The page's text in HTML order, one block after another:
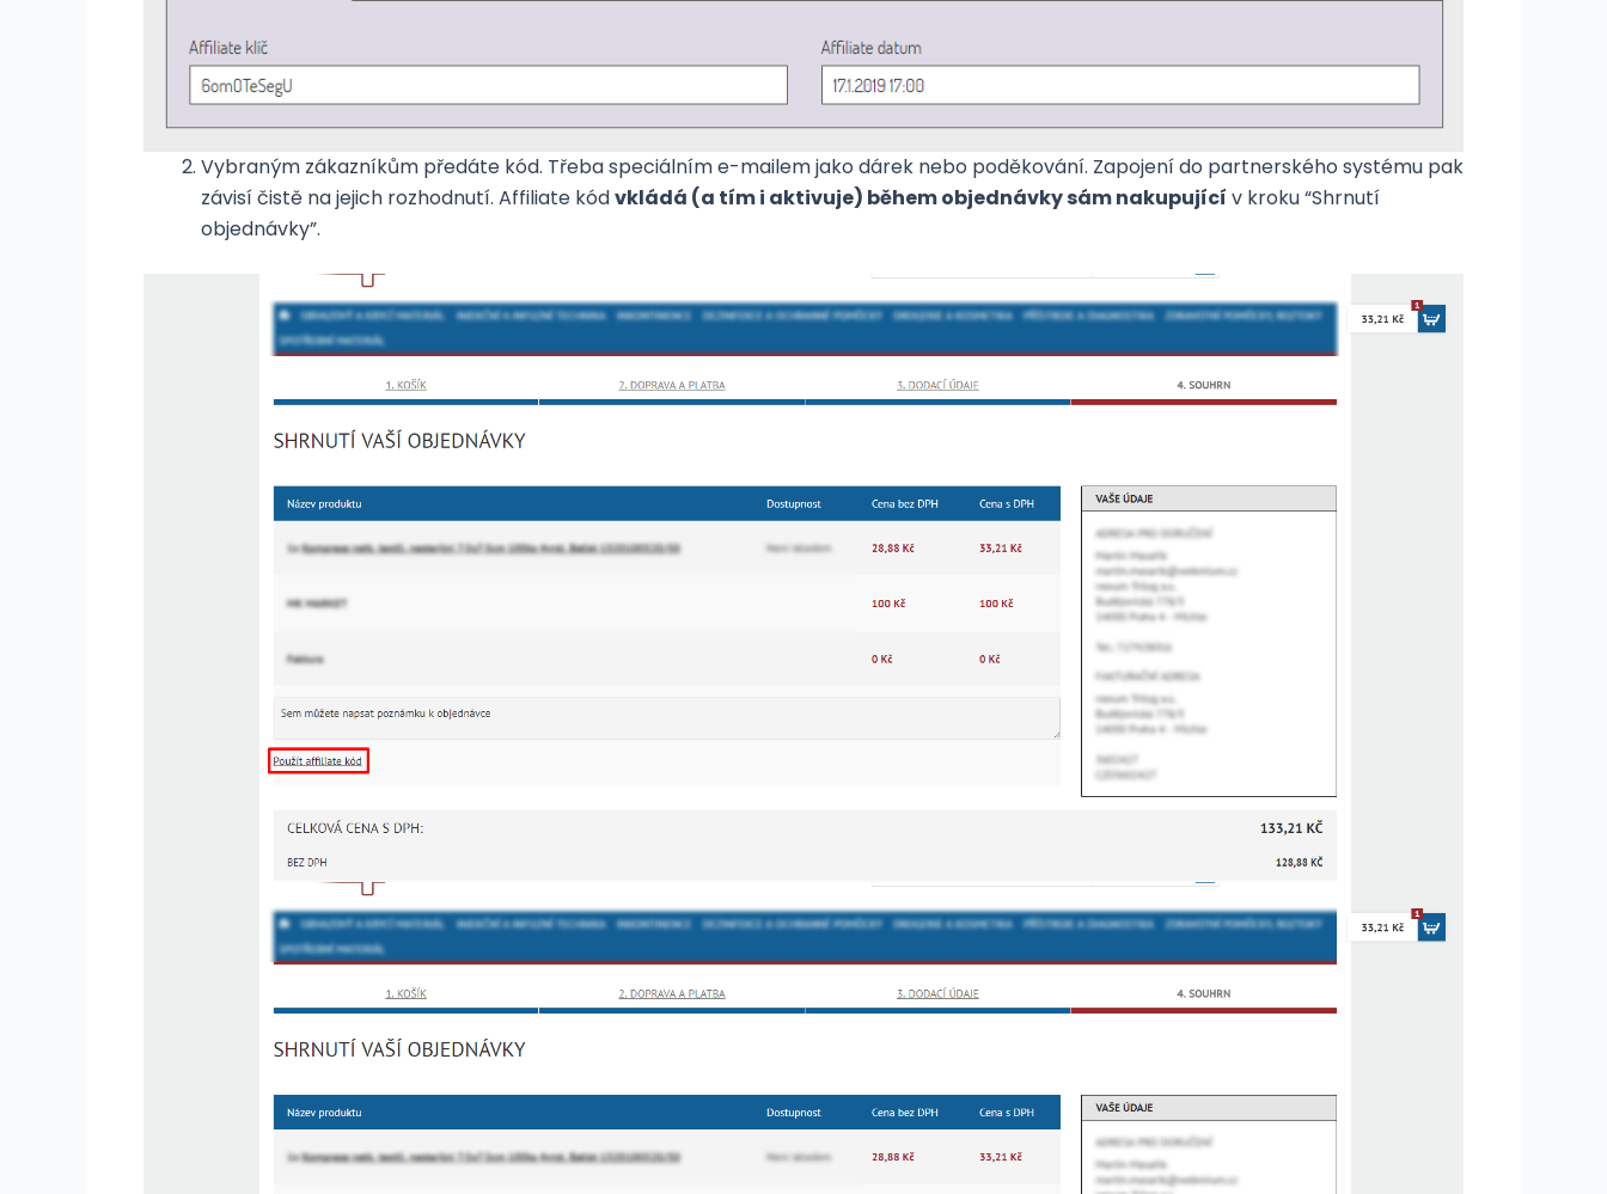
Vybraným zákazníkům předáte kód. Třeba speciálním e-mailem jako dárek nebo poděkování. Zapojení do partnerského systému pak
závisí čistě na jejich rozhodnutí. Affiliate kódvkládá (a tím i aktivuje) během objednávky sám nakupující v kroku “Shrnutí
objednávky”.